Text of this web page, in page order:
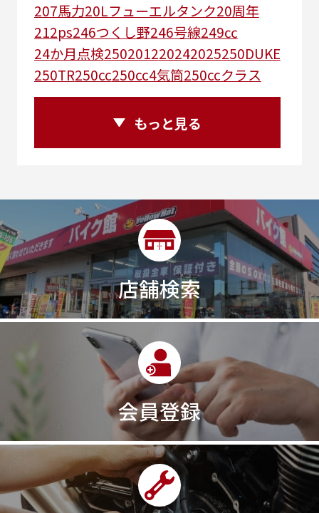
207馬力20Lフューエルタンク20周年
212ps246つくし野246号線249㏄
24か月点検250201220242025250DUKE
250TR250cc250cc4気筒250ccクラス
250ccスーパースポーツ250アメリカン
250ｃｃアドベンチャー250ｃｃツアラー
2年保証付き2月29日まで2本2気筒
2気筒エンジン2級ボイラー技士2輪
300㎞/ｈ30th
30th Anniversary
30th記念モデル30万以下30周年
30周年記念モデル313cc320台限定
320ｃｃ350cc35ps390390ADVENTURE
390DUKE390アドベンチャー
3気筒エンジン
3気筒クロスプレーン3点パニア
3輪スポーツバイク400400X ABS400cc
400ccアメリカン400アメリカン
400ｃｃスポーツ400ｃｃモタード
43馬力464848ps4D94V 4ストローク
4ミニ4月4気筒5/31 5000円 500cc
50cc
50cc新車50cc限定50th Anniversary
もっと見る
店舗検索
会員登録